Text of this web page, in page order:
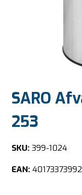
SARO
253
SKU: 399-1024
EAN: